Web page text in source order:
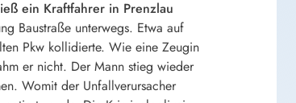
ein Kraftfahrer in Prenzlau
Baustraße unterwegs. Etwa auf
Pkw kollidierte. Wie eine Zeugin
er nicht. Der Mann stieg wieder
Womit der Unfallverursacher